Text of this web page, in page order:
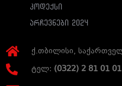
კოდექსი
არჩევნები 2024
ქ.თბილისი,
ტელ: (0322) 2 81 01 01